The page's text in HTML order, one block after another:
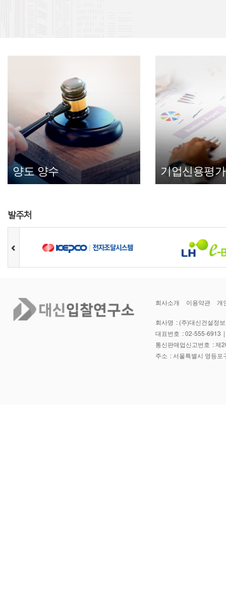
양도 양수
공사업양도/양수
기업신용평
신용평가
발주처
회사소개 이용약관 개
회사명
(주)대신건설정보
대표번호
02-555-6913
통신판매업신고번호
제
주소
서울특별시 영등포